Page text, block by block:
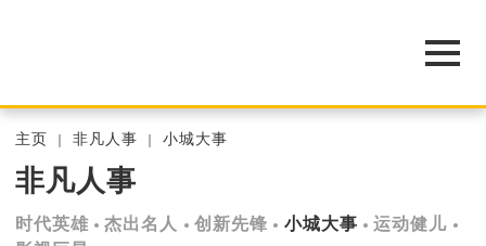
主页 非凡人事 小城大事
非凡人事
时代英雄 杰出名人 创新先锋 小城大事
运动健儿